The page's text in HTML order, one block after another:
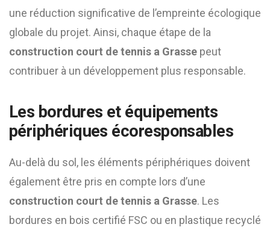
une réduction significative de l’empreinte écologique
globale du projet. Ainsi, chaque étape de la
construction court de tennis a Grasse peut
contribuer à un développement plus responsable.
Les bordures et équipements
périphériques écoresponsables
Au-delà du sol, les éléments périphériques doivent
également être pris en compte lors d’une
construction court de tennis a Grasse. Les
bordures en bois certifié FSC ou en plastique recyclé